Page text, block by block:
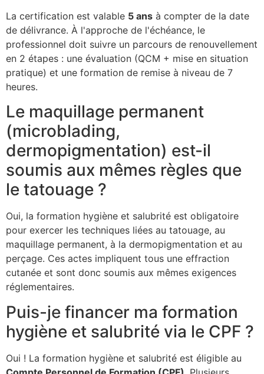
La certification est valable 5 ans à compter de la date
de délivrance. À l'approche de l'échéance, le
professionnel doit suivre un parcours de renouvellement
en 2 étapes : une évaluation (QCM + mise en situation
pratique) et une formation de remise à niveau de 7
heures.
Le maquillage permanent
(microblading,
dermopigmentation) est-il
soumis aux mêmes règles que
le tatouage ?
Oui, la formation hygiène et salubrité est obligatoire
pour exercer les techniques liées au tatouage, au
maquillage permanent, à la dermopigmentation et au
perçage. Ces actes impliquent tous une effraction
cutanée et sont donc soumis aux mêmes exigences
réglementaires.
Puis-je financer ma formation
hygiène et salubrité via le CPF ?
Oui ! La formation hygiène et salubrité est éligible au